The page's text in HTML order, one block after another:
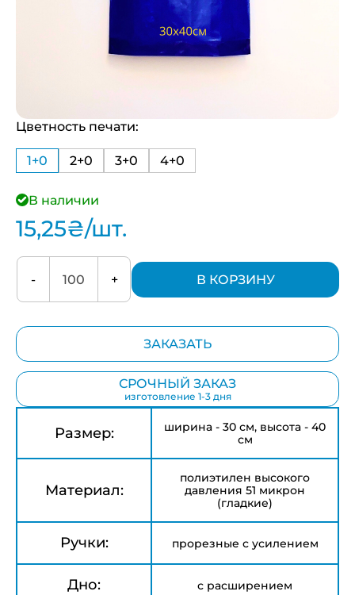
Цветность печати:
1+0 2+0 3+0 4+0
В наличии
15,25₴/шт.
- + В КОРЗИНУ
ЗАКАЗАТЬ
СРОЧНЫЙ ЗАКАЗ
изготовление 1-3 дня
Размер:
ширина - 30 см, высота - 40
см
Материал:
полиэтилен высокого
давления 51 микрон
(гладкие)
Ручки: прорезные с усилением
Дно: с расширением